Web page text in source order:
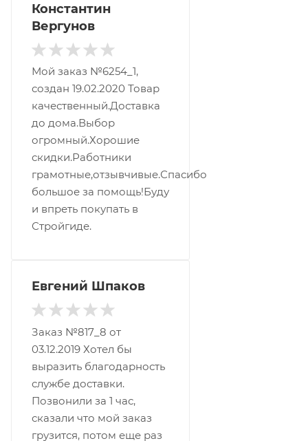
Константин
Вергунов
Мой заказ №6254_1,
создан 19.02.2020 Товар
качественный.Доставка
до дома.Выбор
огромный.Хорошие
скидки.Работники
грамотные,отзывчивые.Спасибо
большое за помощь!Буду
и впреть покупать в
Стройгиде.
Евгений Шпаков
Заказ №817_8 от
03.12.2019 Хотел бы
выразить благодарность
службе доставки.
Позвонили за 1 час,
сказали что мой заказ
грузится, потом еще раз